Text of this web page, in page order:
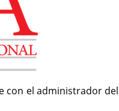
con el administrador del